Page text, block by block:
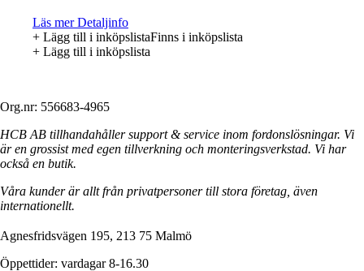
Läs merDetaljinfo
+ Lägg till i inköpslistaFinns i inköpslista
+ Lägg till i inköpslista
Org.nr: 556683-4965
HCB AB tillhandahåller support & service inom fordonslösningar. Vi
är en grossist med egen tillverkning och monteringsverkstad. Vi har
också en butik.
Våra kunder är allt från privatpersoner till stora företag, även
internationellt.
Agnesfridsvägen 195, 213 75 Malmö
Öppettider: vardagar 8-16.30